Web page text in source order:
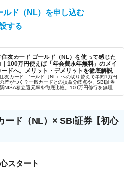
ルド（NL）を申し込む
する
住友カード ゴールド（NL）を使って感じた
｜100万円使えば「年会費永年無料」のメイ
ードへ。メリット・デメリットを徹底解説
友カード ゴールド（NL）への切り替えで年間1万円
差がつく？一般カードとの損益分岐点や、SBI証券
NISA積立還元率を徹底比較。100万円修行を無理な
ード（NL）× SBI証券【初心
スタート